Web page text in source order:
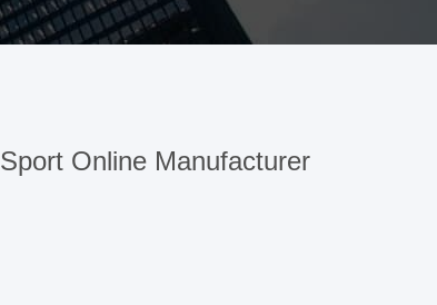
Sport Online Manufacturer